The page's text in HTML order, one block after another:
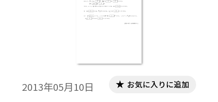
2013年05月10日 お気に入りに追加